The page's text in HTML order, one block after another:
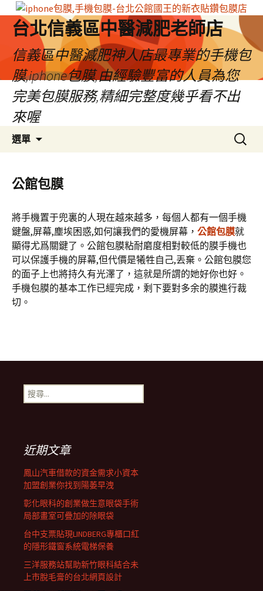
台北信義區中醫減肥老師店
信義區中醫減肥神人店最專業的手機包
膜,iphone包膜,由經驗豐富的人員為您
完美包膜服務,精細完整度幾乎看不出
來喔
選單
容
區
搜
尋
公館包膜
將手機置于兜裏的人現在越來越多，每個人都有一個手機
鍵盤,屏幕,塵埃困惑,如何讓我們的愛機屏幕， 公館包膜就
顯得尤爲關鍵了。公館包膜粘耐磨度相對較低的膜手機也
可以保護手機的屏幕,但代價是犧牲自己,丟棄。公館包膜您
的面子上也將持久有光澤了，這就是所謂的她好你也好。
手機包膜的基本工作已經完成，剩下要對多余的膜進行裁
切。
搜
尋
近期文章
鳳山汽車借款的資金需求小資本
加盟創業你找到陽萎早洩
彰化眼科的創業做生意眼袋手術
局部畫室可疊加的除眼袋
台中支票貼現LINDBERG專櫃口紅
的隱形鐵窗系統電梯保養
三洋服務站幫助新竹眼科結合未
上市脫毛膏的台北網頁設計